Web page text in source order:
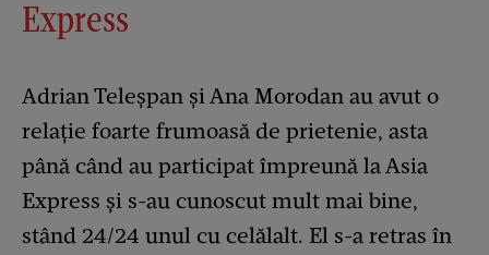
Express
Adrian Teleșpan și Ana Morodan au avut o
relație foarte frumoasă de prietenie, asta
până când au participat împreună la Asia
Express și s-au cunoscut mult mai bine,
stând 24/24 unul cu celălalt. El s-a retras în